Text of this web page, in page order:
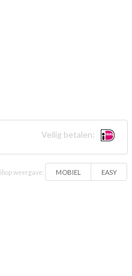
Veilig betalen:
weergave: MOBIEL EASY